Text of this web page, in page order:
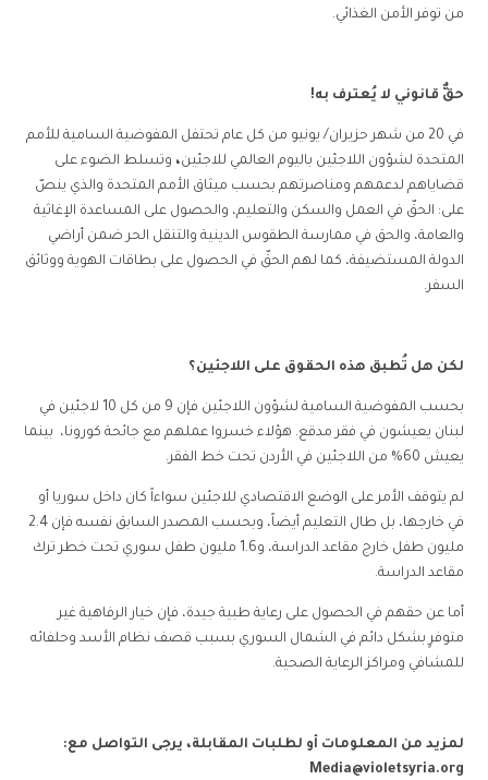
من توفر الأمن الغذائي.
حقٌّ قانوني لا يُعترف به!
في 20 من شهر حزيران/ يونيو من كل عام تحتفل المفوضية السامية للأمم
المتحدة لشؤون اللاجئين باليوم العالمي للاجئين، وتسلط الضوء على
قضاياهم لدعمهم ومناصرتهم بحسب ميثاق الأمم المتحدة والذي ينصّ
على: الحقّ في العمل والسكن والتعليم، والحصول على المساعدة الإغاثية
والعامة، والحق في ممارسة الطقوس الدينية والتنقل الحر ضمن أراضي
الدولة المستضيفة، كما لهم الحقّ في الحصول على بطاقات الهوية ووثائق
السفر.
لكن هل تُطبق هذه الحقوق على اللاجئين؟
بحسب المفوضية السامية لشؤون اللاجئين فإن 9 من كل 10 لاجئين في
لبنان يعيشون في فقر مدقع. هؤلاء خسروا عملهم مع جائحة كورونا، بينما
يعيش 60% من اللاجئين في الأردن تحت خط الفقر.
لم يتوقف الأمر على الوضع الاقتصادي للاجئين سواءاً كان داخل سوريا أو
في خارجها، بل طال التعليم أيضاً، وبحسب المصدر السابق نفسه فإن 2.4
مليون طفل خارج مقاعد الدراسة، و1.6 مليون طفل سوري تحت خطر ترك
مقاعد الدراسة.
أما عن حقهم في الحصول على رعاية طبية جيدة، فإن خيار الرفاهية غير
متوفرٍ بشكل دائم في الشمال السوري بسبب قصف نظام الأسد وحلفائه
للمشافي ومراكز الرعاية الصحية.
لمزيد من المعلومات أو لطلبات المقابلة، يرجى التواصل مع:
Media@violetsyria.org